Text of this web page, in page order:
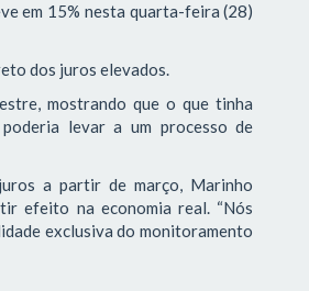
em 15% nesta quarta-feira (28)
dos juros elevados.
mostrando que o que tinha
levar a um processo de
a partir de março, Marinho
efeito na economia real. “Nós
exclusiva do monitoramento